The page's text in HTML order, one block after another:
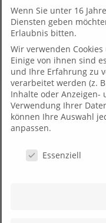
180 g
XS, S, M, L, XL,
schwarz, grau-
Wenn Sie unter 16
Diensten geben
Erlaubnis bitten.
Wir verwenden
Einige von ihnen sind
und Ihre Erfahrung zu
verarbeitet werden (z.
Inhalte oder Anzeigen-
Verwendung Ihrer
können Ihre Auswahl
anpassen.
Essenziell